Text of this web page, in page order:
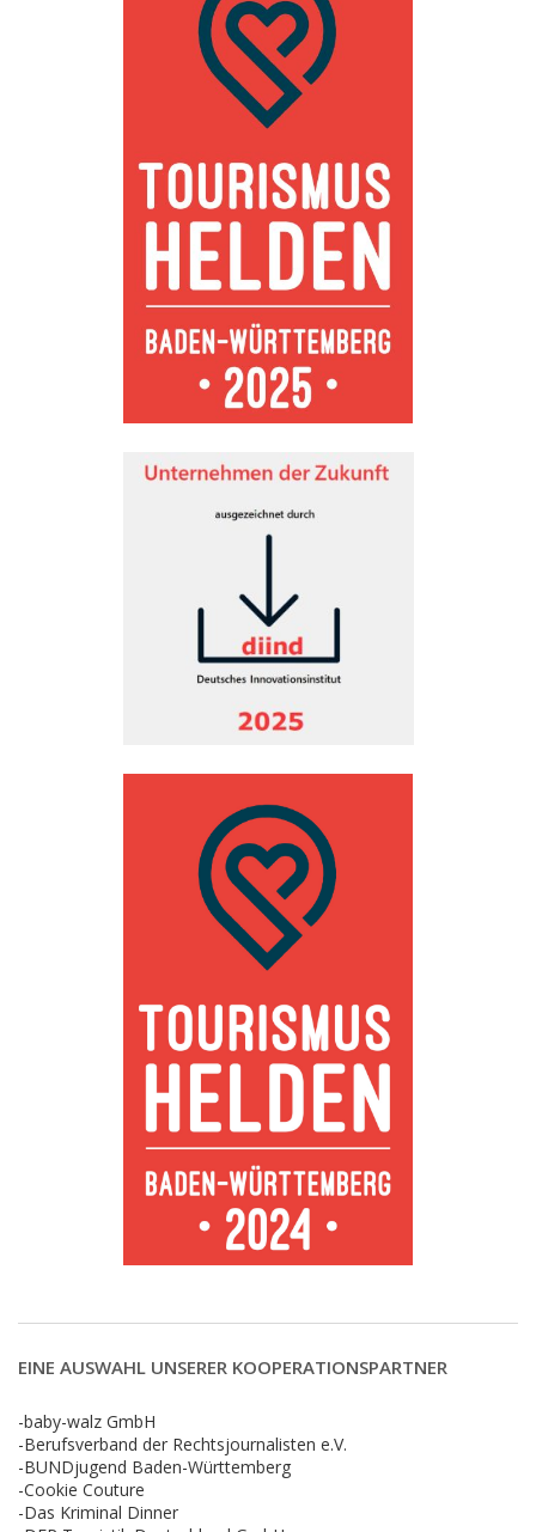
EINE AUSWAHL UNSERER KOOPERATIONSPARTNER
-baby-walz GmbH
-Berufsverband der Rechtsjournalisten e.V.
-BUNDjugend Baden-Württemberg
-Cookie Couture
-Das Kriminal Dinner